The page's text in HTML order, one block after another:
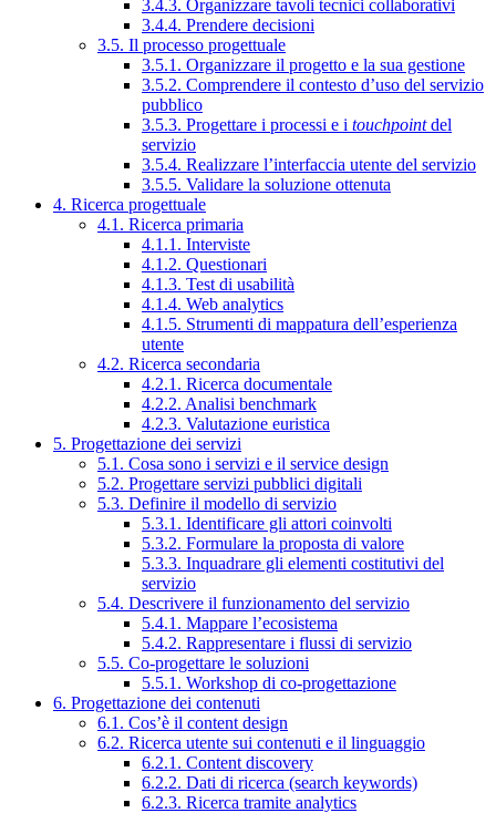
3.4.3. Organizzare tavoli tecnici collaborativi
3.4.4. Prendere decisioni
3.5. Il processo progettuale
3.5.1. Organizzare il progetto e la sua gestione
3.5.2. Comprendere il contesto d’uso del servizio
pubblico
3.5.3. Progettare i processi e i touchpointdel
servizio
3.5.4. Realizzare l’interfaccia utente del servizio
3.5.5. Validare la soluzione ottenuta
4. Ricerca progettuale
4.1. Ricerca primaria
4.1.1. Interviste
4.1.2. Questionari
4.1.3. Test di usabilità
4.1.4. Web analytics
4.1.5. Strumenti di mappatura dell’esperienza
utente
4.2. Ricerca secondaria
4.2.1. Ricerca documentale
4.2.2. Analisi benchmark
4.2.3. Valutazione euristica
5. Progettazione dei servizi
5.1. Cosa sono i servizi e il service design
5.2. Progettare servizi pubblici digitali
5.3. Definire il modello di servizio
5.3.1. Identificare gli attori coinvolti
5.3.2. Formulare la proposta di valore
5.3.3. Inquadrare gli elementi costitutivi del
servizio
5.4. Descrivere il funzionamento del servizio
5.4.1. Mappare l’ecosistema
5.4.2. Rappresentare i flussi di servizio
5.5. Co-progettare le soluzioni
5.5.1. Workshop di co-progettazione
6. Progettazione dei contenuti
6.1. Cos’è il content design
6.2. Ricerca utente sui contenuti e il linguaggio
6.2.1. Content discovery
6.2.2. Dati di ricerca (search keywords)
6.2.3. Ricerca tramite analytics